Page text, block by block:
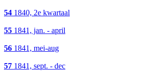
54 1840, 2e kwartaal
55 1841, jan. - april
56 1841, mei-aug
57 1841, sept. - dec